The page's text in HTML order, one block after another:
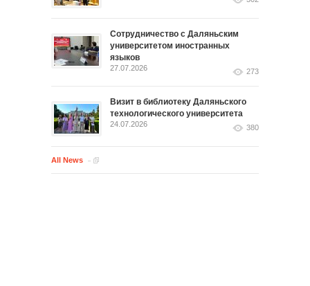
Сотрудничество с Даляньским
университетом иностранных
языков
27.07.2026 273
Визит в библиотеку Даляньского
технологического университета
24.07.2026 380
All News